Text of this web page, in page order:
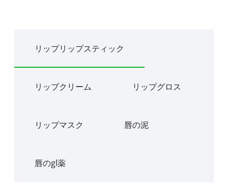
リップリップスティック
リップクリーム リップグロス
リップマスク 唇の泥
唇のgl薬